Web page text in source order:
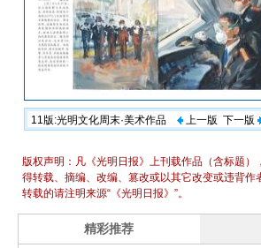
11版:光明文化周末·美术作品 上一版 下一版